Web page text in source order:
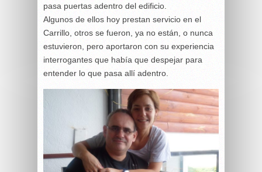
pasa puertas adentro del edificio.
Algunos de ellos hoy prestan servicio en el
Carrillo, otros se fueron, ya no están, o nunca
estuvieron, pero aportaron con su experiencia
interrogantes que había que despejar para
entender lo que pasa allí adentro.